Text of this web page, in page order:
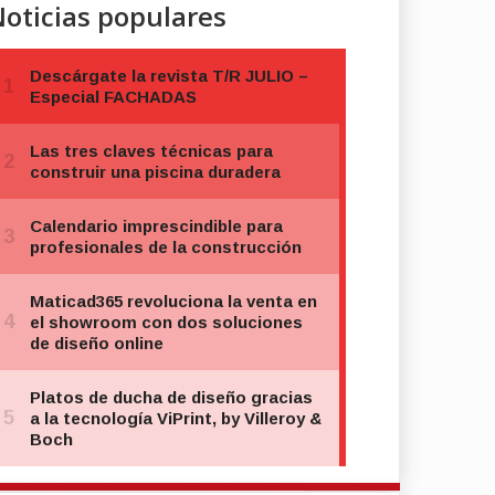
populares